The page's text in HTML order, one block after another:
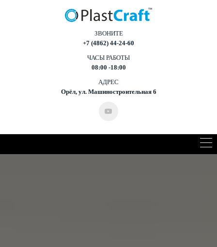
ЗВОНИТЕ
+7 (4862) 44-24-60
ЧАСЫ РАБОТЫ
08:00 -18:00
АДРЕС
Орёл, ул. Машиностроительная 6